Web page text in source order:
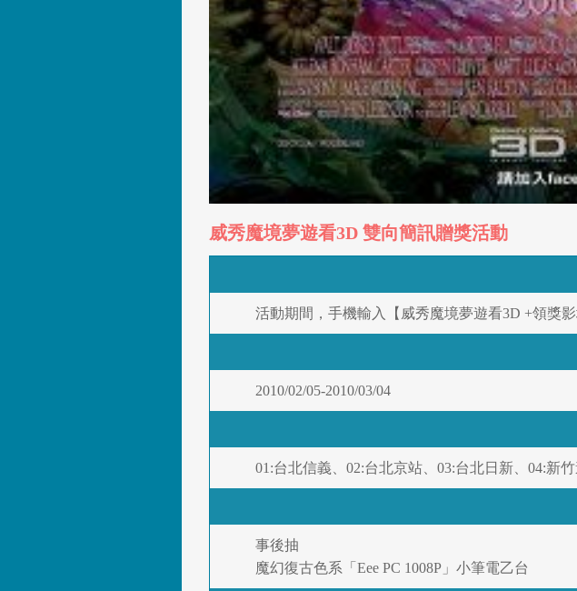
威秀魔境夢遊看3D 雙向簡訊贈獎活動
活動期間，手機輸入【威秀魔境夢遊看3D +領獎
2010/02/05-2010/03/04
01:台北信義、02:台北京站、03:台北日新、04:新
事後抽
魔幻復古色系「Eee PC 1008P」小筆電乙台